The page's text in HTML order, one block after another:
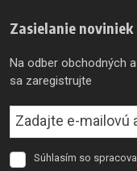
Zasielanie
Na odber obchodných
sa zaregistrujte
SúhlasímSúhlasím so